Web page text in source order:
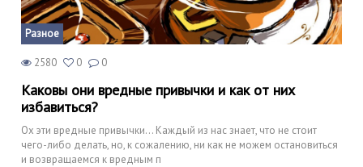
Разное
2580 0 0
Каковы они вредные привычки и как от них
избавиться?
Ох эти вредные привычки... Каждый из нас знает, что не стоит
чего-либо делать, но, к сожалению, ни как не можем остановиться
и возвращаемся к вредным п